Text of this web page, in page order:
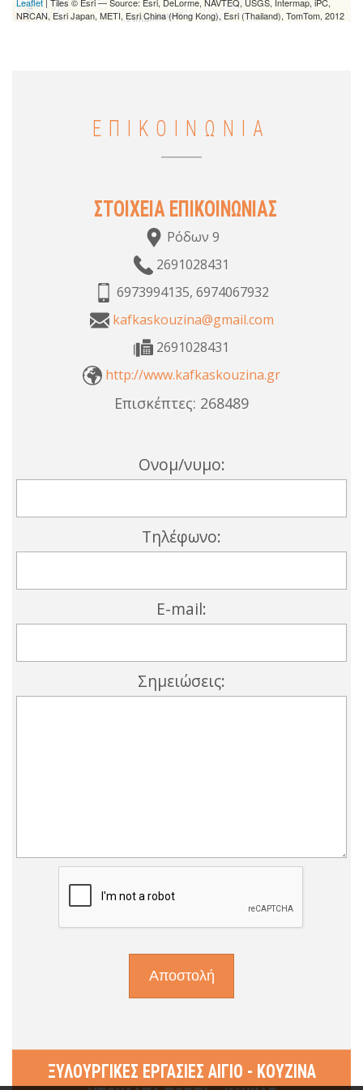
NRCAN, Esri Japan, METI, Esri China (Hong Kong), Esri (Thailand), TomTom, 2012
ΕΠΙΚΟΙΝΩΝΙΑ
ΣΤΟΙΧΕΙΑ ΕΠΙΚΟΙΝΩΝΙΑΣ
Ρόδων 9
2691028431
6973994135, 6974067932
kafkaskouzina@gmail.com
2691028431
http://www.kafkaskouzina.gr
Επισκέπτες: 268489
Ονομ/νυμο:
Τηλέφωνο:
E-mail:
Σημειώσεις:
ΞΥΛΟΥΡΓΙΚΕΣ ΕΡΓΑΣΙΕΣ ΑΙΓΙΟ - ΚΟΥΖΙΝΑ